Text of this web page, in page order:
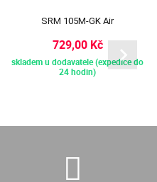
SRM 105M-GK Air
729,00 Kč
skladem u dodavatele (expedice do
24 hodin)